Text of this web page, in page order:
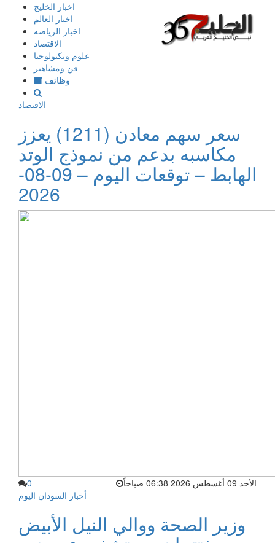
إذهب
المحتوى
اخبار الخليج
اخبار العالم
اخبار الرياضه
الاقتصاد
علوم وتكنولوجيا
فن ومشاهير
وظائف
الاقتصاد
سعر سهم معادن (1211) يعزز
مكاسبه بدعم من نموذج الوتد
الهابط – توقعات اليوم – 09-08-
2026
الأحد 09 أغسطس 2026 06:38 صباحاً
0
أخبار السودان اليوم
وزير الصحة ووالي النيل الأبيض